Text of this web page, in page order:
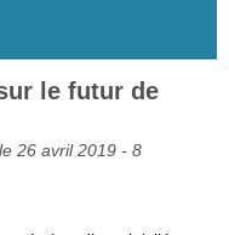
le futur de
26 avril 2019 - 8